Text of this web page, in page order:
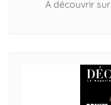
A découvrir sur